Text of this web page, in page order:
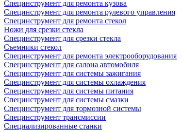
Специнструмент для ремонта кузова
Специнструмент для ремонта рулевого управления
Специнструмент для ремонта стекол
Ножи для срезки стекла
Специнструмент для срезки стекла
Съемники стекол
Специнструмент для ремонта электрооборудования
Специнструмент для салона автомобиля
Специнструмент для системы зажигания
Специнструмент для системы охлаждения
Специнструмент для системы питания
Специнструмент для системы смазки
Специнструмент для тормозной системы
Специнструмент трансмиссии
Специализированные станки